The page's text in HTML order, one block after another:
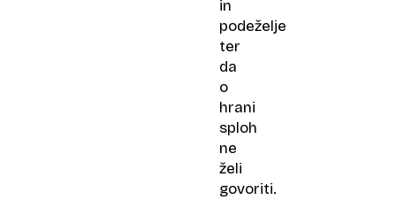
in
podeželje
ter
da
o
hrani
sploh
ne
želi
govoriti.